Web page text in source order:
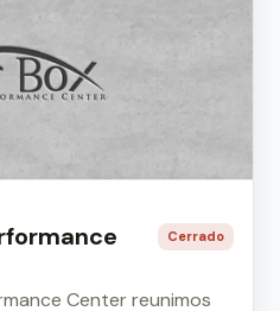
Cerrado
Center reunimos